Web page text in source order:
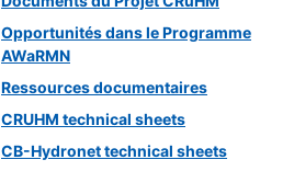
Opportunités dans le Programme
AWaRMN
Ressources documentaires
CRUHM technical sheets
CB-Hydronet technical sheets